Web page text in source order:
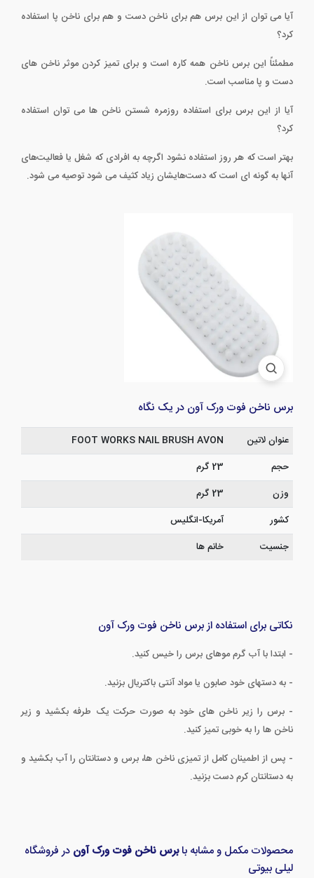
آیا می توان از این برس هم برای ناخن دست و هم برای ناخن پا استفاده
کرد؟
مطمئناً این برس ناخن همه کاره است و برای تمیز کردن موثر ناخن های
دست و پا مناسب است.
آیا از این برس برای استفاده روزمره شستن ناخن ها می توان استفاده
کرد؟
بهتر است که هر روز استفاده نشود اگرچه به افرادی که شغل یا فعالیت‌های
آنها به گونه ای است که دست‌هایشان زیاد کثیف می شود توصیه می شود.
برس ناخن فوت ورک آون در یک نگاه
عنوان لاتین
FOOT WORKS NAIL BRUSH AVON
حجم
23 گرم
وزن
23 گرم
کشور
آمریکا-انگلیس
جنسیت
خانم ها
نکاتی برای استفاده از برس ناخن فوت ورک آون
- ابتدا با آب گرم موهای برس را خیس کنید.
- به دستهای خود صابون یا مواد آنتی باکتریال بزنید.
- برس را زیر ناخن های خود به صورت حرکت یک طرفه بکشید و زیر
ناخن ها را به خوبی تمیز کنید.
- پس از اطمینان کامل از تمیزی ناخن ها، برس و دستانتان را آب بکشید و
به دستانتان کرم دست بزنید.
محصولات مکمل و مشابه بابرس ناخن فوت ورک آون در فروشگاه
لیلی بیوتی